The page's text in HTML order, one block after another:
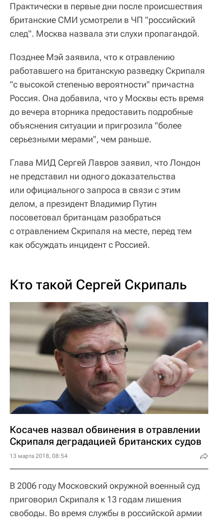
Практически в первые дни после происшествия
британские СМИ усмотрели в ЧП "российский
след". Москва назвала эти слухи пропагандой.
Позднее Мэй заявила, что к отравлению
работавшего на британскую разведку Скрипаля
"с высокой степенью вероятности" причастна
Россия. Она добавила, что у Москвы есть время
до вечера вторника предоставить подробные
объяснения ситуации и пригрозила "более
серьезными мерами", чем раньше.
Глава МИД Сергей Лавров заявил, что Лондон
не представил ни одного доказательства
или официального запроса в связи с этим
делом, а президент Владимир Путин
посоветовал британцам разобраться
с отравлением Скрипаля на месте, перед тем
как обсуждать инцидент с Россией.
Кто такой Сергей Скрипаль
Косачев назвал обвинения в отравлении
Скрипаля деградацией британских судов
13 марта 2018, 08:54
В 2006 году Московский окружной военный суд
приговорил Скрипаля к 13 годам лишения
свободы. Во время службы в российской армии